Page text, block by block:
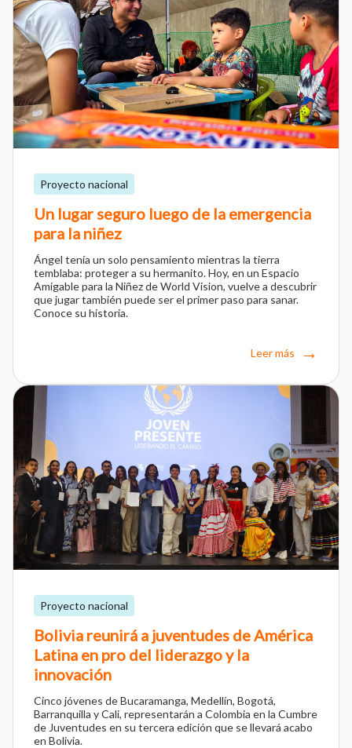
Proyecto nacional
Un lugar seguro luego de la emergencia
para la niñez
Ángel tenía un solo pensamiento mientras la tierra
temblaba: proteger a su hermanito. Hoy, en un Espacio
Amigable para la Niñez de World Vision, vuelve a descubrir
que jugar también puede ser el primer paso para sanar.
Conoce su historia.
Leer más
Proyecto nacional
Bolivia reunirá a juventudes de América
Latina en pro del liderazgo y la
innovación
Cinco jóvenes de Bucaramanga, Medellín, Bogotá,
Barranquilla y Cali, representarán a Colombia en la Cumbre
de Juventudes en su tercera edición que se llevará acabo
en Bolivia.